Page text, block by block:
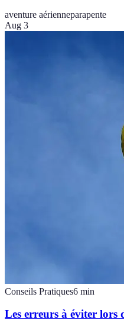
aventure aérienneparapente
Aug 3
Conseils Pratiques6 min
Les erreurs à éviter lors